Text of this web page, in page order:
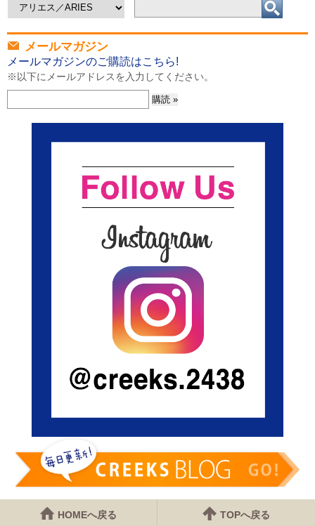
メールマガジン
メールマガジンのご購読はこちら!
※以下にメールアドレスを入力してください。
HOMEへ戻る TOPへ戻る